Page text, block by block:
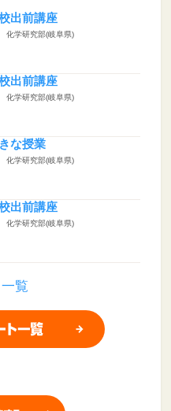
出前講座
化学研究部(岐阜県)
出前講座
化学研究部(岐阜県)
な授業
化学研究部(岐阜県)
出前講座
化学研究部(岐阜県)
覧